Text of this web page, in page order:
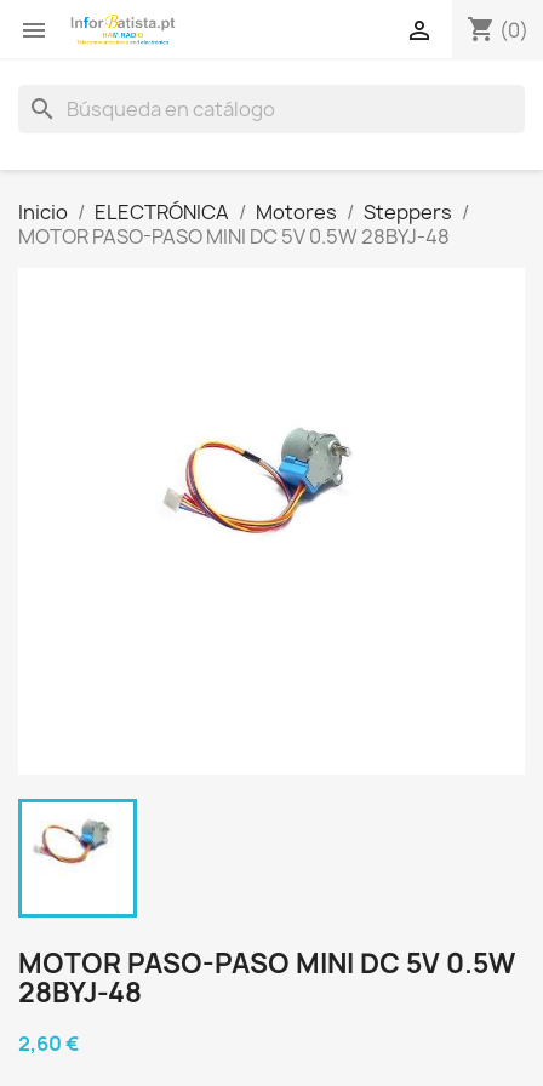
 shopping_cart (0)

search
Inicio ELECTRÓNICA Motores
Steppers
MOTOR PASO-PASO MINI DC 5V 0.5W 28BYJ-48
MOTOR PASO-PASO MINI DC 5V 0.5W
28BYJ-48
2,60 €